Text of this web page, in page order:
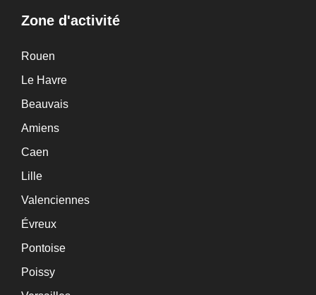
Zone d'activité
Rouen
Le Havre
Beauvais
Amiens
Caen
Lille
Valenciennes
Évreux
Pontoise
Poissy